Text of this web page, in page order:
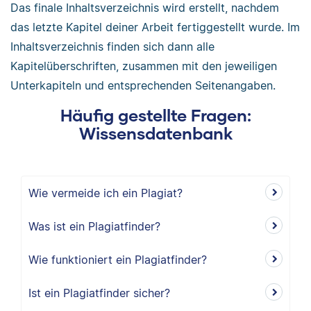
Das finale Inhaltsverzeichnis wird erstellt, nachdem
das letzte Kapitel deiner Arbeit fertiggestellt wurde. Im
Inhaltsverzeichnis finden sich dann alle
Kapitelüberschriften, zusammen mit den jeweiligen
Unterkapiteln und entsprechenden Seitenangaben.
Häufig gestellte Fragen:
Wissensdatenbank
Wie vermeide ich ein Plagiat?
Was ist ein Plagiatfinder?
Wie funktioniert ein Plagiatfinder?
Ist ein Plagiatfinder sicher?